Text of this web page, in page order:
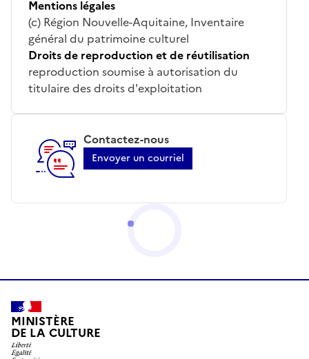
Mentions légales
(c) Région Nouvelle-Aquitaine, Inventaire
général du patrimoine culturel
Droits de reproduction et de réutilisation
reproduction soumise à autorisation du
titulaire des droits d'exploitation
Contactez-nous
Envoyer un courriel
MINISTÈRE
DE LA CULTURE